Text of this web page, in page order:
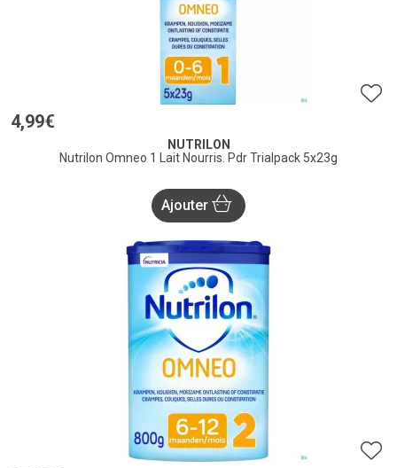
4,99€
NUTRILON
Nutrilon Omneo 1 Lait Nourris. Pdr Trialpack 5x23g
Ajouter